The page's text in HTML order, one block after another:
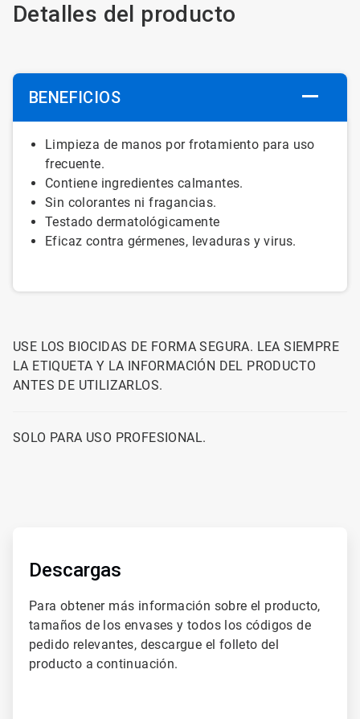
Detalles del producto
BENEFICIOS
Limpieza de manos por frotamiento para uso
frecuente.
Contiene ingredientes calmantes.
Sin colorantes nifragancias.
Testado dermatológicamente
Eficaz contra gérmenes, levaduras yvirus.
USE LOS BIOCIDAS DE FORMA SEGURA. LEA SIEMPRE
LA ETIQUETA Y LA INFORMACIÓN DEL PRODUCTO
ANTES DE UTILIZARLOS.
SOLO PARA USO PROFESIONAL.
Descargas
Para obtener más información sobre el producto,
tamaños de los envases y todos los códigos de
pedido relevantes, descargue el folleto del
producto a continuación.